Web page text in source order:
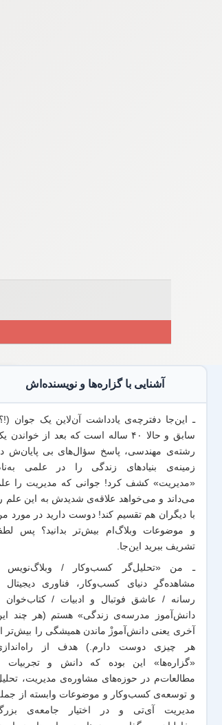
آشنایی با گزاره‌ها و نویسنده‌اش
ـ این‌جا دفترچه‌ی یادداشت‌ آن‌لاین یک جوان
سابق و حالا ۴۰ ساله است که بعد از خواندن
رشته‌ی مهندسی، پاسخ سؤال‌های بی پایان‌ش
زمینه‌ی بنیادهای زندگی را در علمی
«مدیریت» کشف کرد! جوانی که مدیریت را
می‌داند و می‌خواهد علاقه‌ی شدیدش به این علم را
بادیگران همتقسیم کند! دوست دارید در مورد
و موضوعات وبلاگ‌ام بیش‌تر بدانید؟ پس
تشریف ببرید این‌جا.
ـ من «تحلیل‌گر کسب‌وکار / وبلاگ‌نویس
مشاهده‌گرِ دنیای کسب‌وکار، فناوری دیجیتال
رسانه / عاشق فوتبال و ادبیات / کتاب‌خوان
دانش‌آموز مدرسه‌ی زندگی» هستم (هر چند
آخری یعنی دانش‌آموزْ ماندن همیشگی را بیش‌تر
هر چیزی دوست دارم.) هدف از
«گزاره‌ها» این بوده که دانش و تجربیات‌
مطالعات‌م در حوزه‌های مشاوره‌ی مدیریت،
و توسعه‌ی کسب‌وکار و موضوعات وابسته از
مدیریت آی‌تی و در اختیار جامعه‌ی